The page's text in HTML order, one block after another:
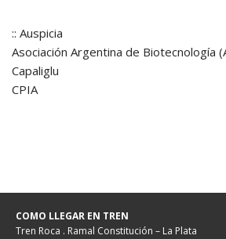
:: Auspicia
Asociación Argentina de Biotecnología
Capaliglu
CPIA
COMO LLEGAR EN TREN
Tren Roca . Ramal Constitución – La Plata